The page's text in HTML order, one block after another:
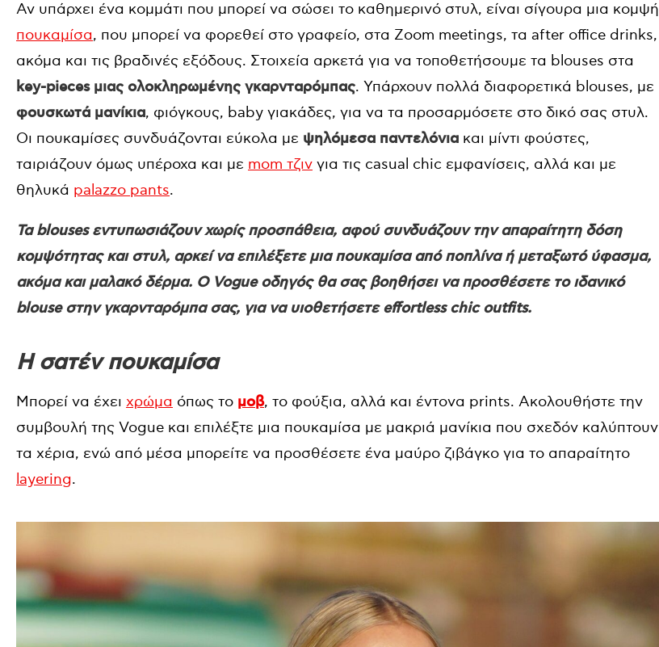
Αν υπάρχει ένα κομμάτι που μπορεί να σώσει το καθημερινό στυλ, είναι σίγουρα μια κομψή
πουκαμίσα, που μπορεί να φορεθεί στο γραφείο, στα Zoom meetings, τα after office drinks,
ακόμα και τις βραδινές εξόδους. Στοιχεία αρκετά για να τοποθετήσουμε τα blouses στα
key-pieces μιας ολοκληρωμένης γκαρνταρόμπας. Υπάρχουν πολλά διαφορετικά blouses, με
φουσκωτά μανίκια, φιόγκους, baby γιακάδες, για να τα προσαρμόσετε στο δικό σας στυλ.
Οι πουκαμίσες συνδυάζονται εύκολα με ψηλόμεσα παντελόνια και μίντι φούστες,
ταιριάζουν όμως υπέροχα και με mom τζιν για τις casual chic εμφανίσεις, αλλά και με
θηλυκά palazzo pants.
Τα blouses εντυπωσιάζουν χωρίς προσπάθεια, αφού συνδυάζουν την απαραίτητη δόση
κομψότητας και στυλ, αρκεί να επιλέξετε μια πουκαμίσα από ποπλίνα ή μεταξωτό ύφασμα,
ακόμα και μαλακό δέρμα. Ο Vogue οδηγός θα σας βοηθήσει να προσθέσετε το ιδανικό
blouse στην γκαρνταρόμπα σας, για να υιοθετήσετε effortless chic outfits.
Η σατέν πουκαμίσα
Μπορεί να έχει χρώμα όπως το μοβ, το φούξια, αλλά και έντονα prints. Ακολουθήστε την
συμβουλή της Vogue και επιλέξτε μια πουκαμίσα με μακριά μανίκια που σχεδόν καλύπτουν
τα χέρια, ενώ από μέσα μπορείτε να προσθέσετε ένα μαύρο ζιβάγκο για το απαραίτητο
layering.